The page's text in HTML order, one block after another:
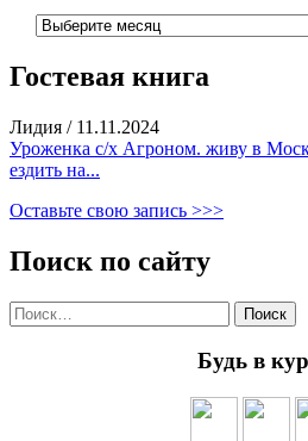
Архивы
Гостевая книга
Лидия / 11.11.2024
Уроженка с/х Агроном. живу в
ездить на...
Оставьте свою запись >>>
Поиск по сайту
Найти:
Будь в